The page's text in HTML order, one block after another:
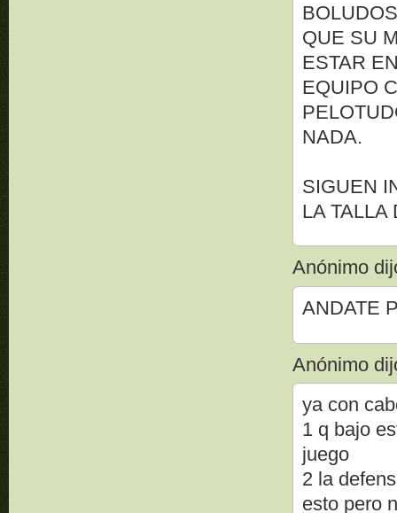
QUE SU
ESTAR
EQUIPO
NADA.
SIGUEN
LA TALLA
Anónimo
ANDATE
Anónimo
ya con
1 q bajo
juego
2 la
esto pero